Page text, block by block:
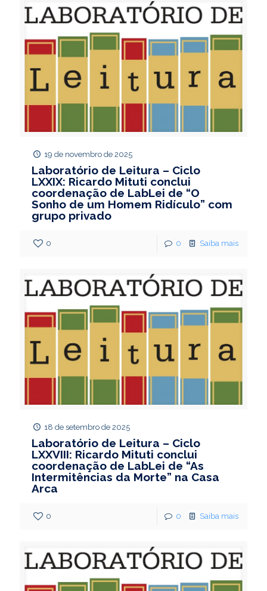
19 de novembro de 2025
Laboratório de Leitura – Ciclo
LXXIX: Ricardo Mituti conclui
coordenação de LabLei de “O
Sonho de um Homem Ridículo” com
grupo privado
0 0 Saiba mais
18 de setembro de 2025
Laboratório de Leitura – Ciclo
LXXVIII: Ricardo Mituti conclui
coordenação de LabLei de “As
Intermitências da Morte” na Casa
Arca
0 0 Saiba mais